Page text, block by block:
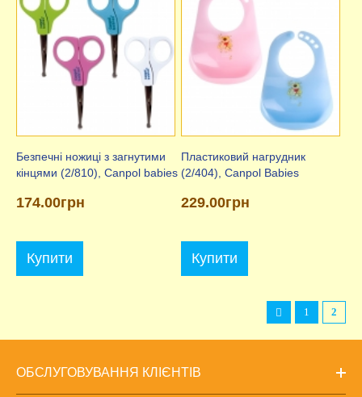
Безпечні ножиці з загнутими
кінцями (2/810), Canpol babies
174.00грн
Купити
Пластиковий нагрудник
(2/404), Canpol Babies
229.00грн
Купити
1 2
ОБСЛУГОВУВАННЯ КЛІЄНТІВ